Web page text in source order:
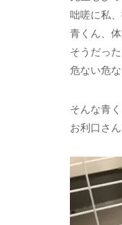
咄嗟に私
青くん、
そうだった
危ない危
そんな青
お利口さ